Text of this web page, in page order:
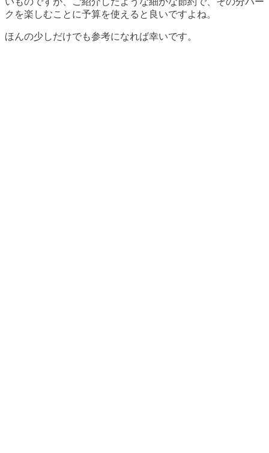
クを楽しむことに予算を使えると良いですよね。
ほんの少しだけでも参考になれば幸いです。